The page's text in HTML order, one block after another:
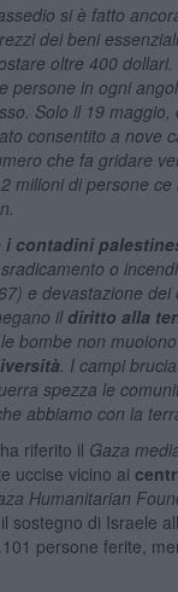
si è fatto
dei beni
oltre 400
persone in ogni
Solo il 19
consentito a nove
che fa gridare
milioni di persone
i contadini
o
e devastazione dei
il diritto alla
bombe non muoiono
. I campi
spezza le
abbiamo con la
riferito il Gaza
uccise vicino ai
Humanitarian
sostegno di Israele
persone ferite,